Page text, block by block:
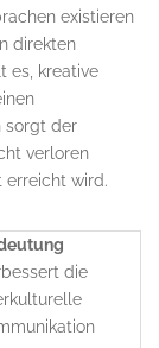
existieren
direkten
es, kreative
sorgt der
verloren
erreicht wird.
die